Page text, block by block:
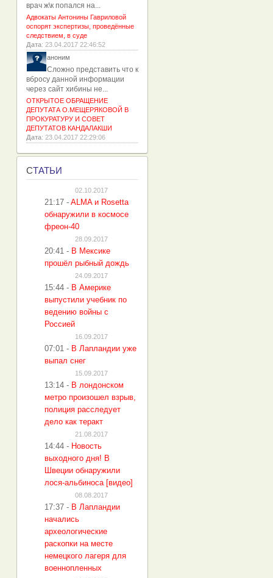
врач ж\к попался на...
Адвокаты Антонины Гавриловой
оспорят экспертизы, проведённые
следствием, в суде
Дата: 23.04.2017 22:46:52
аноним
Сложно представить что к
вбросу данной информации
через сайт хибины не...
ОТКРЫТОЕ ОБРАЩЕНИЕ
ДЕПУТАТА О.МЕЩЕРЯКОВОЙ В
ПРОКУРАТУРУ И СОВЕТ
ДЕПУТАТОВ КАНДАЛАКШИ
Дата: 23.04.2017 22:29:06
СТАТЬИ
02.10.2017
21:17 - ALMA и Rosetta
обнаружили в космосе
фреон-40
28.09.2017
20:41 - В Мексике
прошёл рыбный дождь
24.09.2017
15:44 - В Америке
выпустили учебник по
ведению войны с
Россией
16.09.2017
07:01 - В Лапландии уже
выпал снег
15.09.2017
13:14 - В лондонском
метро произошел взрыв,
полиция расследует
дело как теракт
21.08.2017
14:44 - Новость
выходного дня! В
Швеции обнаружили
лося-альбиноса [видео]
08.08.2017
17:37 - В Лапландии
начались
археологические
раскопки на месте
немецкого лагеря для
военнопленных